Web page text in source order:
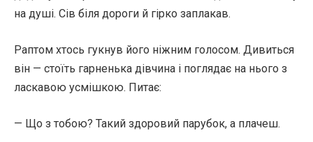
на душі. Сів біля дороги й гірко заплакав.
Раптом хтось гукнув його ніжним голосом. Дивиться
він — стоїть гарненька дівчина і поглядає на нього з
ласкавою усмішкою. Питає:
— Що з тобою? Такий здоровий парубок, а плачеш.